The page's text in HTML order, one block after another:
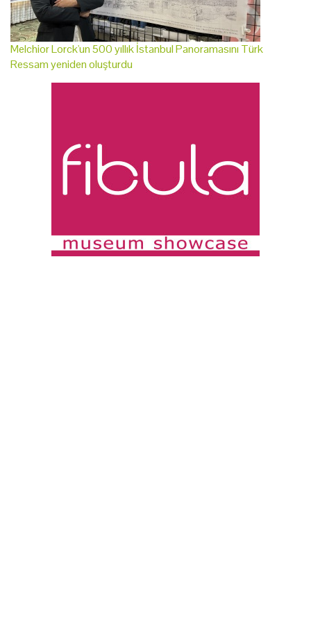
Melchior Lorck'un 500 yıllık İstanbul Panoramasını Türk
Ressam yeniden oluşturdu